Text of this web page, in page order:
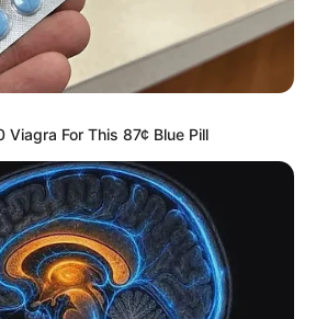
For This 87¢ Blue Pill